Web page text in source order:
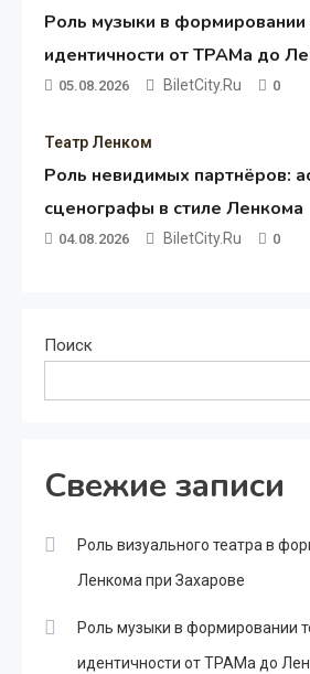
Роль музыки в формировании
идентичности от ТРАМа до
05.08.2026 BiletCity.ru 0
Театр Ленком
Роль невидимых партнёров:
сценографы в стиле Ленкома
04.08.2026 BiletCity.ru 0
Поиск
Свежие записи
Роль визуального театра в
Ленкома при Захарове
Роль музыки в формировании
идентичности от ТРАМа до